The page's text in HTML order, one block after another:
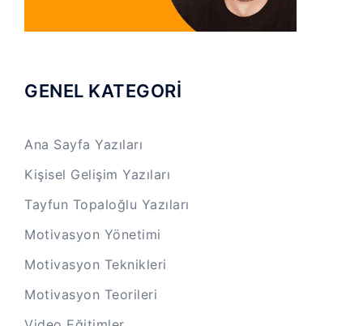
GENEL KATEGORİ
Ana Sayfa Yazıları
Kişisel Gelişim Yazıları
Tayfun Topaloğlu Yazıları
Motivasyon Yönetimi
Motivasyon Teknikleri
Motivasyon Teorileri